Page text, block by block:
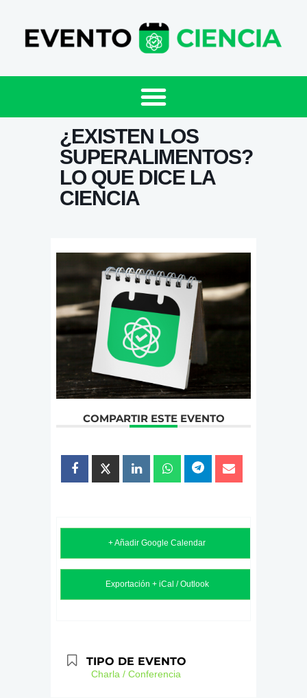
¿EXISTEN LOS
SUPERALIMENTOS?
LO QUE DICE LA
CIENCIA
COMPARTIR ESTE EVENTO
+ Añadir Google Calendar
Exportación + iCal / Outlook
TIPO DE EVENTO
Charla / Conferencia